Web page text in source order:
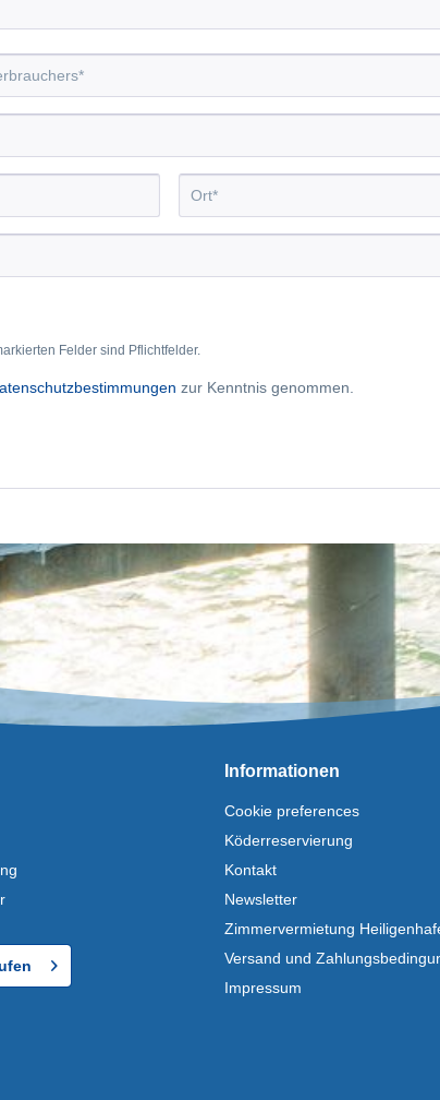
Felder sind Pflichtfelder.
zur Kenntnis genommen.
Informationen
Cookie preferences
Köderreservierung
Kontakt
Newsletter
Zimmervermietung
Versand und
Impressum